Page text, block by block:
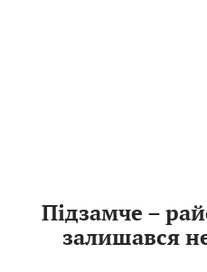
Підзамче –
залишався